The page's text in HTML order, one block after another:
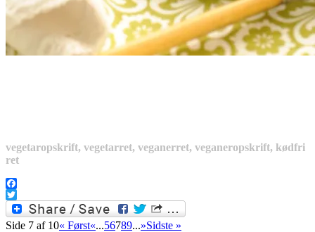
vegetaropskrift, vegetarret, veganerret, veganeropskrift, kødfri
ret
Facebook
Twitter
Side 7 af 10« Først«...56789...»Sidste »